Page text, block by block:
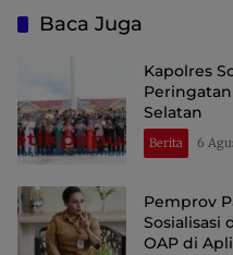
Baca Juga
Kapolres
Selatan
Berita 6
Pemprov
Sosialisasi
OAP di